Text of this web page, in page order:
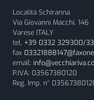
Località Schiranna
Via Giovanni Macchi, 146
Varese ITALY
tel. +39 0332 329300/
fax
email:
P.IVA: 03567380120
Reg. Imp. n°